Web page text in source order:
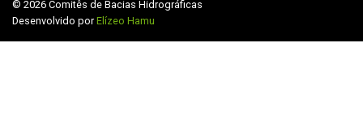
© 2026 Comitês de Bacias Hidrográficas
Desenvolvido porElízeo Hamu